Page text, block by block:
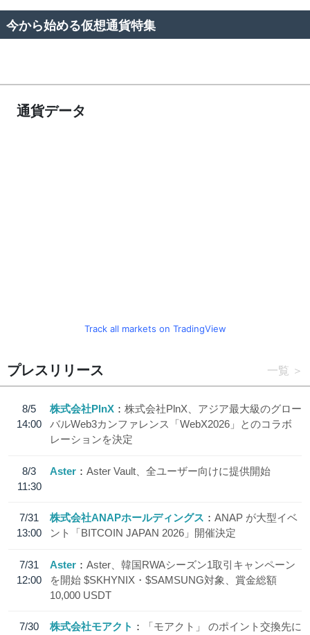
今から始める仮想通貨特集
通貨データ
Track all markets on TradingView
プレスリリース 一覧
8/5
14:00
株式会社PlnX
株式会社PlnX、アジア最大級のグロー
バルWeb3カンファレンス「WebX2026」とのコラボ
レーションを決定
8/3
11:30
Aster Aster Vault、全ユーザー向けに提供開始
7/31
13:00
株式会社ANAPホールディングス
ANAP が大型イベ
ント「BITCOIN JAPAN 2026」開催決定
7/31
12:00
Aster
Aster、韓国RWAシーズン1取引キャンペーン
を開始 $SKHYNIX・$SAMSUNG対象、賞金総額
10,000 USDT
7/30
株式会社モアクト
「モアクト」 のポイント交換先に